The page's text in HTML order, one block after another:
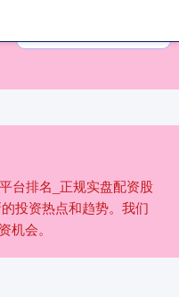
台排名_正规实盘配资股
投资热点和趋势。我们
机会。